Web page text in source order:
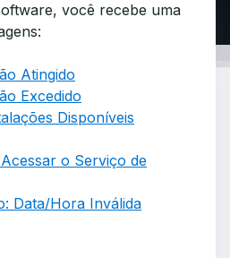
você recebe uma
Atingido
Excedido
Disponíveis
o Serviço de
Data/Hora Inválida